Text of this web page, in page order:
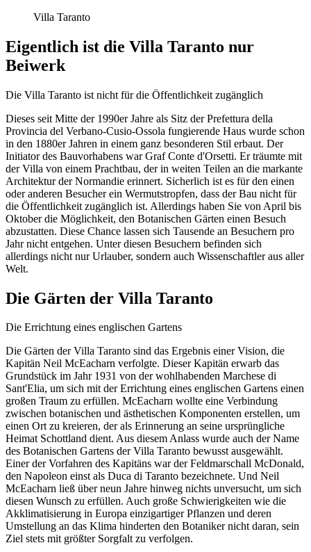
Villa Taranto
Eigentlich ist die Villa Taranto nur
Beiwerk
Die Villa Taranto ist nicht für die Öffentlichkeit zugänglich
Dieses seit Mitte der 1990er Jahre als Sitz der Prefettura della
Provincia del Verbano-Cusio-Ossola fungierende Haus wurde schon
in den 1880er Jahren in einem ganz besonderen Stil erbaut. Der
Initiator des Bauvorhabens war Graf Conte d'Orsetti. Er träumte mit
der Villa von einem Prachtbau, der in weiten Teilen an die markante
Architektur der Normandie erinnert. Sicherlich ist es für den einen
oder anderen Besucher ein Wermutstropfen, dass der Bau nicht für
die Öffentlichkeit zugänglich ist. Allerdings haben Sie von April bis
Oktober die Möglichkeit, den Botanischen Gärten einen Besuch
abzustatten. Diese Chance lassen sich Tausende an Besuchern pro
Jahr nicht entgehen. Unter diesen Besuchern befinden sich
allerdings nicht nur Urlauber, sondern auch Wissenschaftler aus aller
Welt.
Die Gärten der Villa Taranto
Die Errichtung eines englischen Gartens
Die Gärten der Villa Taranto sind das Ergebnis einer Vision, die
Kapitän Neil McEacharn verfolgte. Dieser Kapitän erwarb das
Grundstück im Jahr 1931 von der wohlhabenden Marchese di
Sant'Elia, um sich mit der Errichtung eines englischen Gartens einen
großen Traum zu erfüllen. McEacharn wollte eine Verbindung
zwischen botanischen und ästhetischen Komponenten erstellen, um
einen Ort zu kreieren, der als Erinnerung an seine ursprüngliche
Heimat Schottland dient. Aus diesem Anlass wurde auch der Name
des Botanischen Gartens der Villa Taranto bewusst ausgewählt.
Einer der Vorfahren des Kapitäns war der Feldmarschall McDonald,
den Napoleon einst als Duca di Taranto bezeichnete. Und Neil
McEacharn ließ über neun Jahre hinweg nichts unversucht, um sich
diesen Wunsch zu erfüllen. Auch große Schwierigkeiten wie die
Akklimatisierung in Europa einzigartiger Pflanzen und deren
Umstellung an das Klima hinderten den Botaniker nicht daran, sein
Ziel stets mit größter Sorgfalt zu verfolgen.